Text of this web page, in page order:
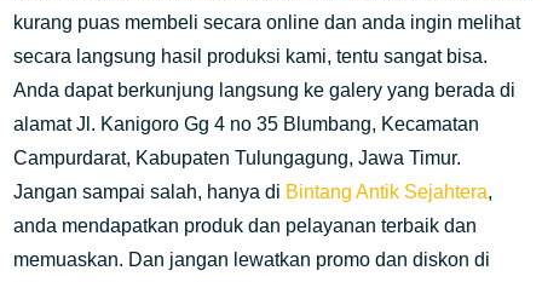
kurang puas membeli secara online dan anda ingin melihat
secara langsung hasil produksi kami, tentu sangat bisa.
Anda dapat berkunjung langsung ke galery yang berada di
alamat Jl. Kanigoro Gg 4 no 35 Blumbang, Kecamatan
Campurdarat, Kabupaten Tulungagung, Jawa Timur.
Jangan sampai salah, hanya di Bintang Antik Sejahtera,
anda mendapatkan produk dan pelayanan terbaik dan
memuaskan. Dan jangan lewatkan promo dan diskon di